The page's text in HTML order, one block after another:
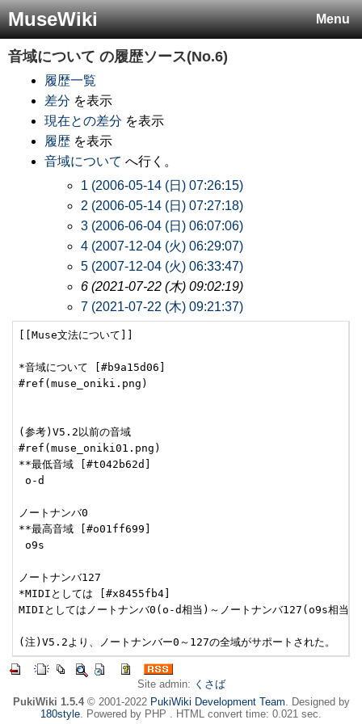
Menu
MuseWiki
音域について の履歴ソース(No.6)
履歴一覧
差分 を表示
現在との差分 を表示
履歴 を表示
音域について へ行く。
1 (2006-05-14 (日) 07:26:15)
2 (2006-05-14 (日) 07:27:18)
3 (2006-06-04 (日) 06:07:06)
4 (2007-12-04 (火) 06:29:07)
5 (2007-12-04 (火) 06:33:47)
6 (2021-07-22 (木) 09:02:19)
7 (2021-07-22 (木) 09:21:37)
[[Muse文法について]]
*音域について [#b9a15d06]
#ref(muse_oniki.png)
(参考)V5.2以前の音域
#ref(muse_oniki01.png)
**最低音域 [#t042b62d]
o-d
ノートナンバ0
**最高音域 [#o01ff699]
o9s
ノートナンバ127
*MIDIとしては [#x8455fb4]
MIDIとしてはノートナンバ0(o-d相当)～ノートナンバ127(o9s相当)ま
Site admin: くさば
PukiWiki 1.5.4© 2001-2022 PukiWiki Development Team. Designed by
180style. Powered by PHP . HTML convert time: 0.021 sec.